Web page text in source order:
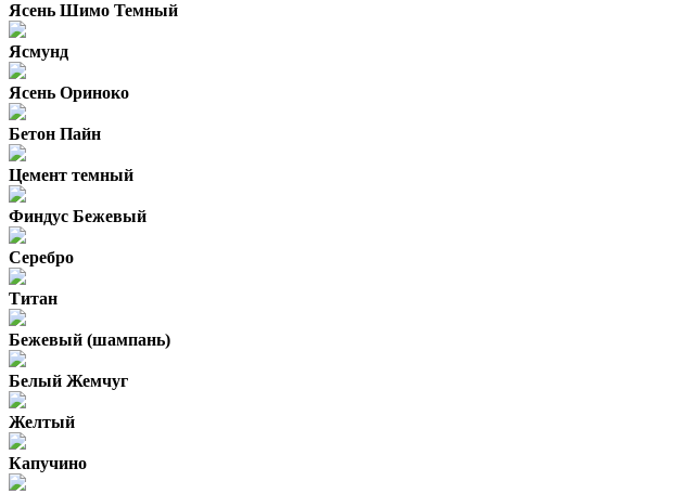
Ясень Шимо Темный
Ясмунд
Ясень Ориноко
Бетон Пайн
Цемент темный
Финдус Бежевый
Серебро
Титан
Бежевый (шампань)
Белый Жемчуг
Желтый
Капучино